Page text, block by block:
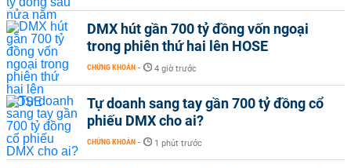
DMX hút gần 700 tỷ đồng vốn ngoại
trong phiên thứ hai lên HOSE
CHỨNG KHOÁN - 4 giờ trước
Tự doanh sang tay gần 700 tỷ đồng cổ
phiếu DMX cho ai?
CHỨNG KHOÁN - 1 phút trước